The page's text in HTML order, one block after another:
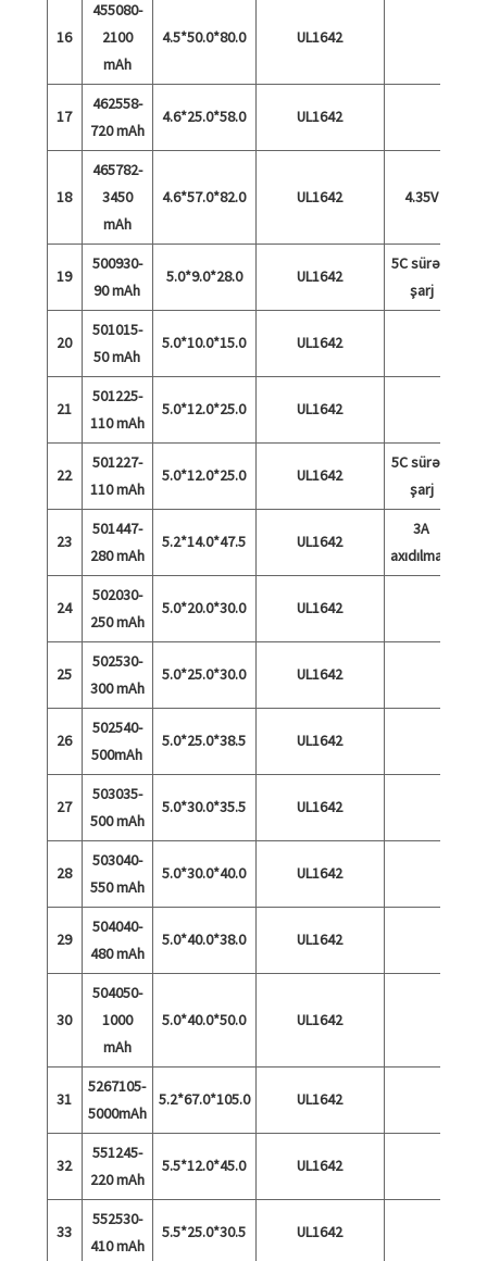
16
455080-
2100
mAh
4.5*50.0*80.0 UL1642
17
462558-
720 mAh
4.6*25.0*58.0 UL1642
18
465782-
3450
mAh
4.6*57.0*82.0 UL1642 4.35V
19
500930-
90 mAh
5.0*9.0*28.0 UL1642
5C sürətli
şarj
20
501015-
50 mAh
5.0*10.0*15.0 UL1642
21
501225-
110 mAh
5.0*12.0*25.0 UL1642
22
501227-
110 mAh
5.0*12.0*25.0 UL1642
5C sürətli
şarj
23
501447-
280 mAh
5.2*14.0*47.5 UL1642
3A
axıdılması
24
502030-
250 mAh
5.0*20.0*30.0 UL1642
25
502530-
300 mAh
5.0*25.0*30.0 UL1642
26
502540-
500mAh
5.0*25.0*38.5 UL1642
27
503035-
500 mAh
5.0*30.0*35.5 UL1642
28
503040-
550 mAh
5.0*30.0*40.0 UL1642
29
504040-
480 mAh
5.0*40.0*38.0 UL1642
30
504050-
1000
mAh
5.0*40.0*50.0 UL1642
31
5267105-
5000mAh
5.2*67.0*105.0 UL1642
32
551245-
220 mAh
5.5*12.0*45.0 UL1642
33
552530-
410 mAh
5.5*25.0*30.5 UL1642